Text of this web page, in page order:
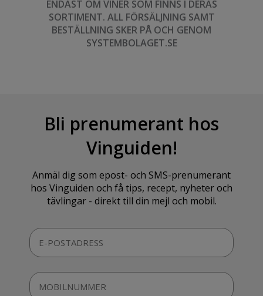
ENDAST OM VINER SOM FINNS I DERAS
SORTIMENT. ALL FÖRSÄLJNING SAMT
BESTÄLLNING SKER PÅ OCH GENOM
SYSTEMBOLAGET.SE
Bli prenumerant hos
Vinguiden!
Anmäl dig som epost- och SMS-prenumerant
hos Vinguiden och få tips, recept, nyheter och
tävlingar - direkt till din mejl och mobil.